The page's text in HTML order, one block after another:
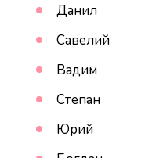
Данил
Савелий
Вадим
Степан
Юрий